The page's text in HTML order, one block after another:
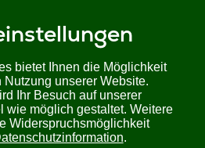
bietet Ihnen die Möglichkeit
unserer Website.
Ihr Besuch auf unserer
wie möglich gestaltet. Weitere
Widerspruchsmöglichkeit
.
Produkte
KVM
USB2.0 Extender over IP